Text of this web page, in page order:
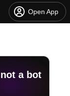
Open App
a bot